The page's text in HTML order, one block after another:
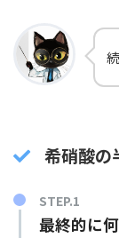
希硝酸の
最終的に